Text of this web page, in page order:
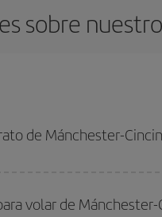
sobre
de Mánchester-
volar de